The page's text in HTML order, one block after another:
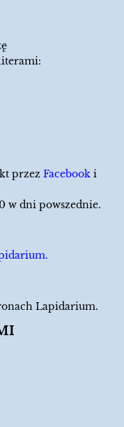
przez Facebook i
w dni powszednie.
Lapidarium.